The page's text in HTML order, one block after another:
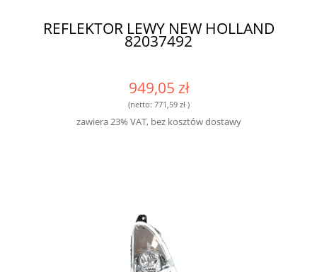
REFLEKTOR LEWY NEW HOLLAND
82037492
949,05 zł
(netto: 771,59 zł)
zawiera 23% VAT, bez kosztów dostawy